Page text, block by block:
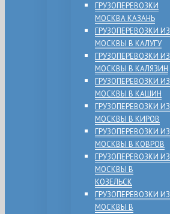
ГРУЗОПЕРЕВОЗКИ
МОСКВА КАЗАНЬ
ГРУЗОПЕРЕВОЗКИ ИЗ
МОСКВЫ В КАЛУГУ
ГРУЗОПЕРЕВОЗКИ ИЗ
МОСКВЫ В КАЛЯЗИН
ГРУЗОПЕРЕВОЗКИ ИЗ
МОСКВЫ В КАШИН
ГРУЗОПЕРЕВОЗКИ ИЗ
МОСКВЫ В КИРОВ
ГРУЗОПЕРЕВОЗКИ ИЗ
МОСКВЫ В КОВРОВ
ГРУЗОПЕРЕВОЗКИ ИЗ
МОСКВЫ В
КОЗЕЛЬСК
ГРУЗОПЕРЕВОЗКИ ИЗ
МОСКВЫ В